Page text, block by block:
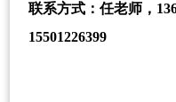
联系方式：任老师 ，
15501226399